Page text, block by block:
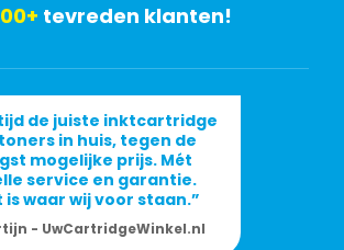
tevreden klanten!
de juiste inktcartridge
in huis, tegen de
mogelijke prijs. Mét
service en garantie.
is waar wij voor staan.”
- UwCartridgeWinkel.nl